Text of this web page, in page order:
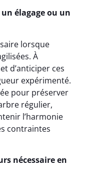
élagage ou un
lorsque
À
d’anticiper ces
expérimenté.
pour préserver
régulier,
l’harmonie
contraintes
nécessaire en